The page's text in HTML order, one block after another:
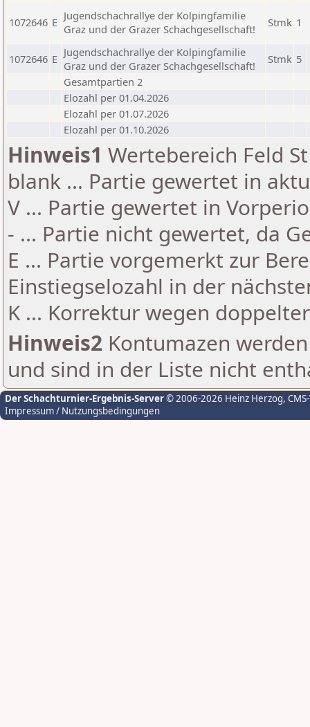
1072646 E Jugendschachrallye der Kolpingfamilie
Graz und der Grazer Schachgesellschaft!
Stmk 1
1072646 E Jugendschachrallye der Kolpingfamilie
Graz und der Grazer Schachgesellschaft!
Stmk 5
Gesamtpartien 2
Elozahl per 01.04.2026
Elozahl per 01.07.2026
Elozahl per 01.10.2026
Hinweis1 Wertebereich Feld
blank ... Partie gewertet in
V ... Partie gewertet in
- ... Partie nicht gewertet, da
E ... Partie vorgemerkt zur
Einstiegselozahl in der
K ... Korrektur wegen
Hinweis2 Kontumazen
und sind in der Liste nicht
Der Schachturnier-Ergebnis-Server© 2006-2026 Heinz Herzog,
Impressum / Nutzungsbedingungen